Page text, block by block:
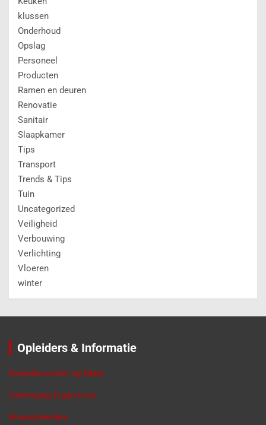
klussen
Onderhoud
Opslag
Personeel
Producten
Ramen en deuren
Renovatie
Sanitair
Slaapkamer
Tips
Transport
Trends & Tips
Tuin
Uncategorized
Veiligheid
Verbouwing
Verlichting
Vloeren
winter
Opleiders & Informatie
Raamdecoratie op Maat
Vereniging Eigen Huis
Bouwopleiders